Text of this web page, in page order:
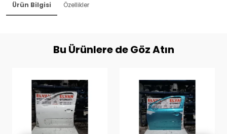
Ürün Bilgisi Özellikler
Bu Ürünlere de Göz Atın